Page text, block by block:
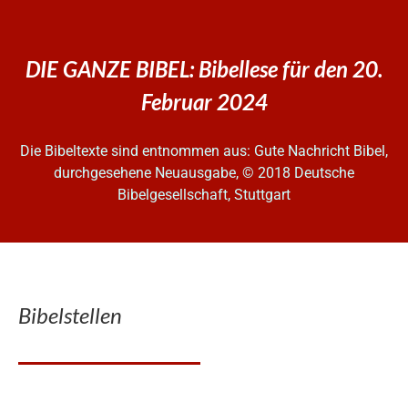
DIE GANZE BIBEL: Bibellese für den 20.
Februar 2024
Die Bibeltexte sind entnommen aus: Gute Nachricht Bibel,
durchgesehene Neuausgabe, © 2018 Deutsche
Bibelgesellschaft, Stuttgart
Bibelstellen